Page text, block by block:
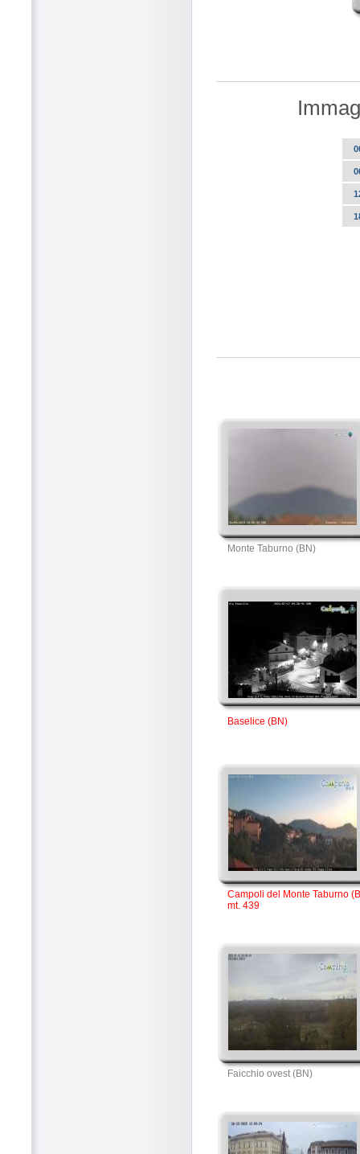
Monte Taburno (BN)
Baselice (BN)
Campoli del Monte Taburno
mt. 439
Faicchio ovest (BN)